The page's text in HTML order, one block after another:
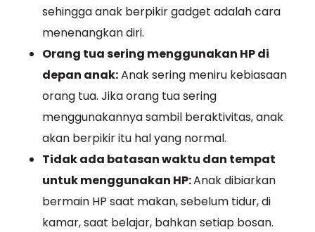
sehingga anak berpikir gadget adalah cara
menenangkan diri.
Orang tua sering menggunakan HP di
depan anak:Anak sering meniru kebiasaan
orang tua. Jika orang tua sering
menggunakannya sambil beraktivitas, anak
akan berpikir itu hal yang normal.
Tidak ada batasan waktu dan tempat
untuk menggunakan HP:Anak dibiarkan
bermain HP saat makan, sebelum tidur, di
kamar, saat belajar, bahkan setiap bosan.